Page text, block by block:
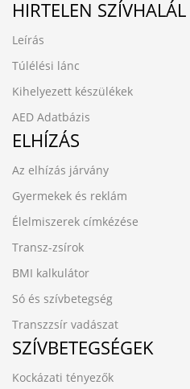
HIRTELEN SZÍVHALÁL
Leírás
Túlélési lánc
Kihelyezett készülékek
AED Adatbázis
ELHÍZÁS
Az elhízás járvány
Gyermekek és reklám
Élelmiszerek címkézése
Transz-zsírok
BMI kalkulátor
Só és szívbetegség
Transzzsír vadászat
SZÍVBETEGSÉGEK
Kockázati tényezők